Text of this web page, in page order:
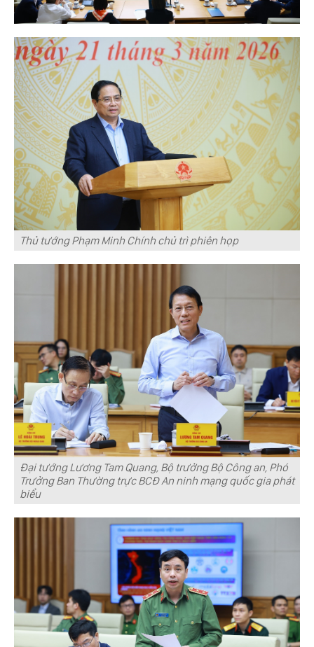
Thủ tướng Phạm Minh Chính chủ trì phiên họp
Đại tướng Lương Tam Quang, Bộ trưởng Bộ Công an, Phó
Trưởng Ban Thường trực BCĐ An ninh mạng quốc gia phát
biểu